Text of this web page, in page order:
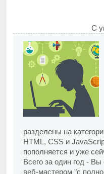
С
разделены на
HTML, CSS и
пополняется и уже
Всего за один год -
веб-мастером "с